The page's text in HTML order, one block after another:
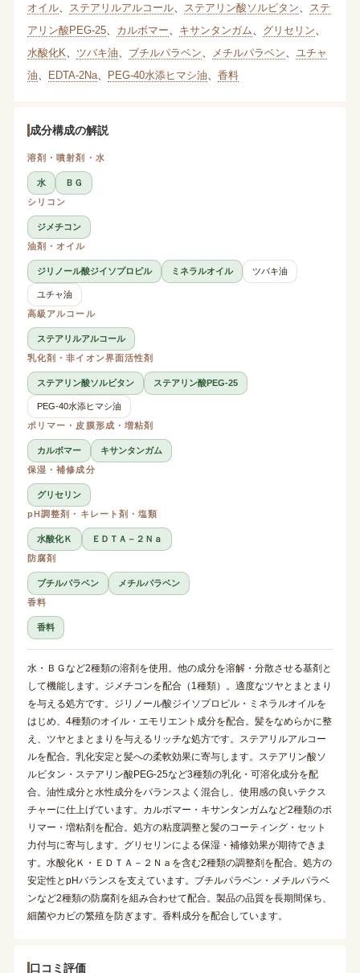
オイル、 ステアリルアルコール、 ステアリン酸ソルビタン
ステ
アリン酸PEG-25、 カルボマー キサンタンガム グリセリン
水酸化K
ツバキ油 ブチルパラベン メチルパラベン
ユチャ
油
EDTA-2Na、 PEG-40水添ヒマシ油 香料
成分構成の解説
溶剤・噴射剤・水
水
ＢＧ
シリコン
ジメチコン
油剤・オイル
ジリノール酸ジイソプロピル ミネラルオイル ツバキ油
ユチャ油
高級アルコール
ステアリルアルコール
乳化剤・非イオン界面活性剤
ステアリン酸ソルビタン ステアリン酸PEG-25
PEG-40水添ヒマシ油
ポリマー・皮膜形成・増粘剤
カルボマー
キサンタンガム
保湿・補修成分
グリセリン
pH調整剤・キレート剤・塩類
水酸化Ｋ
ＥＤＴＡ－２Ｎａ
防腐剤
ブチルパラベン
メチルパラベン
香料
香料
水・ＢＧなど2種類の溶剤を使用。他の成分を溶解・分散させる基剤と
して機能します。ジメチコンを配合（1種類）。適度なツヤとまとまり
を与える処方です。ジリノール酸ジイソプロピル・ミネラルオイルを
はじめ、4種類のオイル・エモリエント成分を配合。髪をなめらかに整
え、ツヤとまとまりを与えるリッチな処方です。ステアリルアルコー
ルを配合。乳化安定と髪への柔軟効果に寄与します。ステアリン酸ソ
ルビタン・ステアリン酸PEG-25など3種類の乳化・可溶化成分を配
合。油性成分と水性成分をバランスよく混合し、使用感の良いテクス
チャーに仕上げています。カルボマー・キサンタンガムなど2種類のポ
リマー・増粘剤を配合。処方の粘度調整と髪のコーティング・セット
力付与に寄与します。グリセリンによる保湿・補修効果が期待できま
す。水酸化Ｋ・ＥＤＴＡ－２Ｎａを含む2種類の調整剤を配合。処方の
安定性とpHバランスを支えています。ブチルパラベン・メチルパラベ
ンなど2種類の防腐剤を組み合わせて配合。製品の品質を長期間保ち、
細菌やカビの繁殖を防ぎます。香料成分を配合しています。
口コミ評価